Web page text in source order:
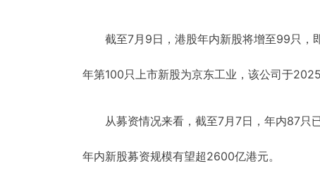
截至7月9日，港股年内新股将增至99只，
年第100只上市新股为京东工业，该公司于2025
从募资情况来看，截至7月7日，年内87只
年内新股募资规模有望超2600亿港元。